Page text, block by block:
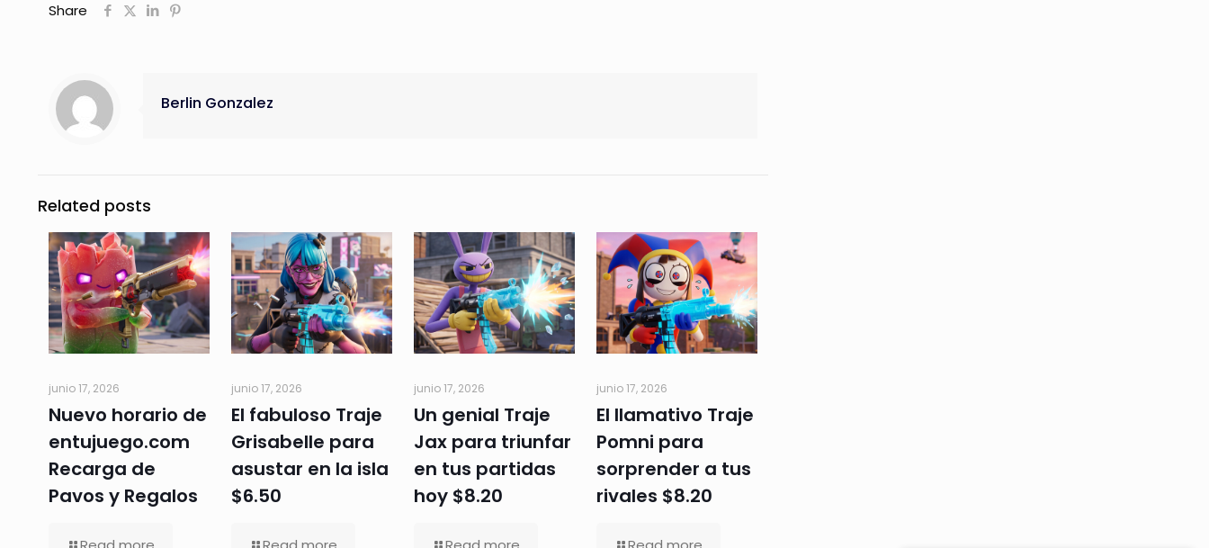
Share
Berlin Gonzalez
Related posts
junio 17, 2026
Nuevo horario de
entujuego.com
Recarga de
Pavos y Regalos
junio 17, 2026
El fabuloso Traje
Grisabelle para
asustar en la isla
$6.50
junio 17, 2026
Un genial Traje
Jax para triunfar
en tus partidas
hoy $8.20
junio 17, 2026
El llamativo Traje
Pomni para
sorprender a tus
rivales $8.20